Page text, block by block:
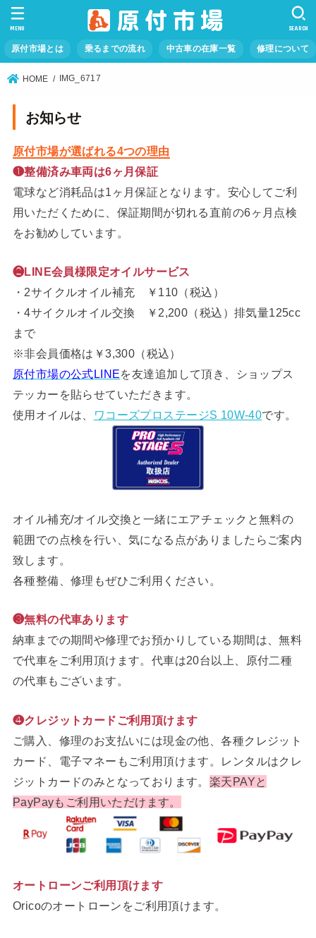
原付市場とは 乗るまでの流れ 中古車の在庫一覧 修理について
SEARCH
MENU
HOME IMG_6717
お知らせ
原付市場が選ばれる4つの理由
❶整備済み車両は6ヶ月保証
電球など消耗品は1ヶ月保証となります。安心してご利
用いただくために、保証期間が切れる直前の6ヶ月点検
をお勧めしています。
❷LINE会員様限定オイルサービス
・2サイクルオイル補充 ￥110（税込）
・4サイクルオイル交換 ￥2,200（税込）排気量125cc
まで
※非会員価格は￥3,300（税込）
原付市場の公式LINEを友達追加して頂き、ショップス
テッカーを貼らせていただきます。
使用オイルは、
ワコーズプロステージS 10W-40です。
オイル補充/オイル交換と一緒にエアチェックと無料の
範囲での点検を行い、気になる点がありましたらご案内
致します。
各種整備、修理もぜひご利用ください。
❸無料の代車あります
納車までの期間や修理でお預かりしている期間は、無料
で代車をご利用頂けます。代車は20台以上、原付二種
の代車もございます。
❹クレジットカードご利用頂けます
ご購入、修理のお支払いには現金の他、各種クレジット
カード、電子マネーもご利用頂けます。レンタルはクレ
ジットカードのみとなっております。 楽天PAYと
PayPayもご利用いただけます。
オートローンご利用頂けます
Oricoのオートローンをご利用頂けます。